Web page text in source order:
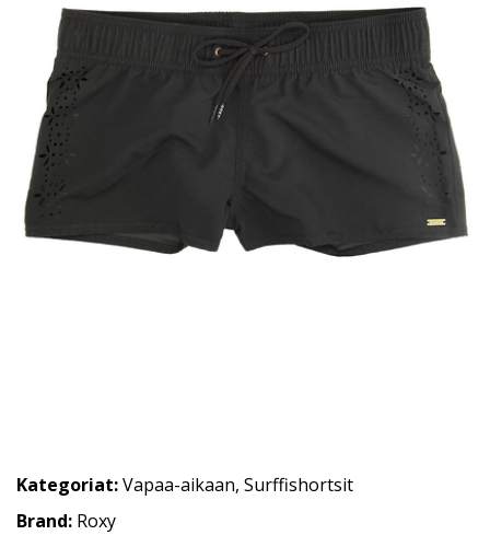
Kategoriat:Vapaa-aikaan, Surffishortsit
Brand: Roxy